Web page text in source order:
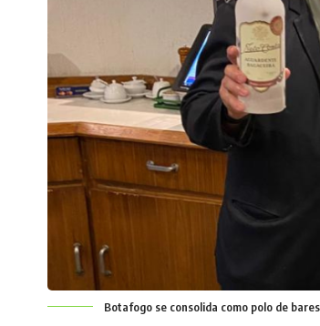
Botafogo se consolida como polo de